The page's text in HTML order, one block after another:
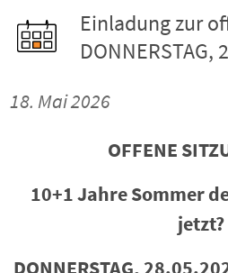
Einladung zur
18. Mai 2026
OFFENE
10+1 Jahre Sommer
jetzt?
DONNERSTAG,